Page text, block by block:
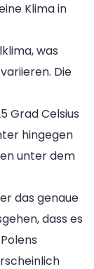
Klima in
was
Die
Grad Celsius
hingegen
unter dem
das genaue
dass es